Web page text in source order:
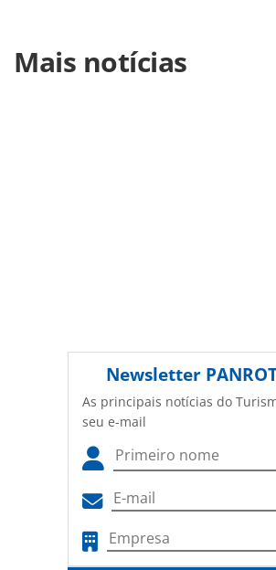
https://www.panrotas.com.br/noticia-
turismo/cartoesdeassistencia/2017/05/
Mais notícias
Newsletter
As principais notícias do
seu e-mail